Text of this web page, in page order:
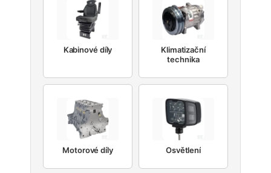
Kabinové díly
Klimatizační
technika
Motorové díly Osvětlení